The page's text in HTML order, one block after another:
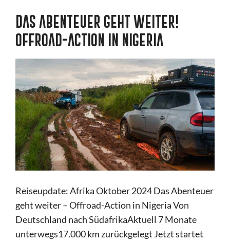
DAS ABENTEUER GEHT WEITER!
OFFROAD-ACTION IN NIGERIA
Reiseupdate: Afrika Oktober 2024 Das Abenteuer
geht weiter – Offroad-Action in Nigeria Von
Deutschland nach SüdafrikaAktuell 7 Monate
unterwegs17.000 km zurückgelegt Jetzt startet